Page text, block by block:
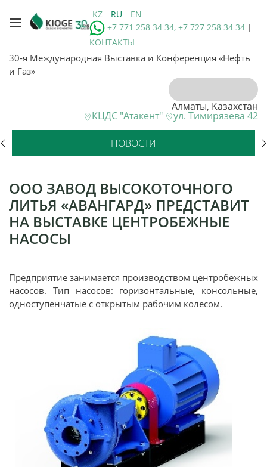
KZ RU
EN
+7 771 258 34 34, +7 727 258 34 34 |
КОНТАКТЫ
30-я Международная Выставка и Конференция «Нефть
и Газ»
Алматы, Казахстан
КЦДС "Атакент" ул. Тимирязева 42
НОВОСТИ
ООО ЗАВОД ВЫСОКОТОЧНОГО
ЛИТЬЯ «АВАНГАРД» ПРЕДСТАВИТ
НА ВЫСТАВКЕ ЦЕНТРОБЕЖНЫЕ
НАСОСЫ
Предприятие занимается производством центробежных
насосов. Тип насосов: горизонтальные, консольные,
одноступенчатые с открытым рабочим колесом.